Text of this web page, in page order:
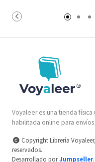
Voyaleer es una tienda
habilitada online para
Copyright Librería
reservados.
Desarrollado porJumpseller.